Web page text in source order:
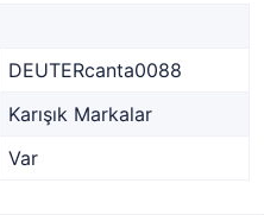
DEUTERcanta0088
Karışık Markalar
Var